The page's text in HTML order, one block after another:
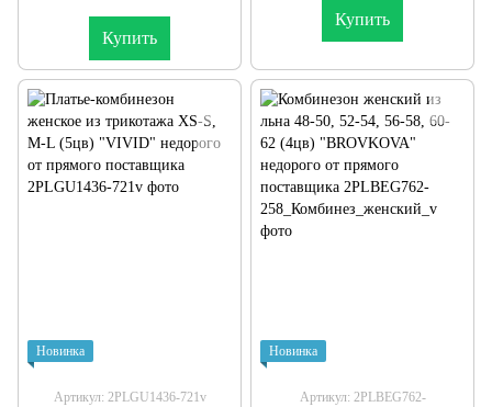
Купить
Купить
Новинка
Артикул: 2PLGU1436-721v
Новинка
Артикул: 2PLBEG762-